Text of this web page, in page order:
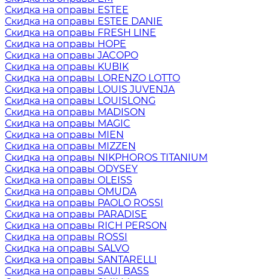
Скидка на оправы ESTEE
Скидка на оправы ESTEE DANIE
Скидка на оправы FRESH LINE
Скидка на оправы HOPE
Скидка на оправы JACOPO
Скидка на оправы KUBIK
Скидка на оправы LORENZO LOTTO
Скидка на оправы LOUIS JUVENJA
Скидка на оправы LOUISLONG
Скидка на оправы MADISON
Скидка на оправы MAGIC
Скидка на оправы MIEN
Скидка на оправы MIZZEN
Скидка на оправы NIKPHOROS TITANIUM
Скидка на оправы ODYSEY
Скидка на оправы OLEISS
Скидка на оправы OMUDA
Скидка на оправы PAOLO ROSSI
Скидка на оправы PARADISE
Скидка на оправы RICH PERSON
Скидка на оправы ROSSI
Скидка на оправы SALVO
Скидка на оправы SANTARELLI
Скидка на оправы SAUI BASS